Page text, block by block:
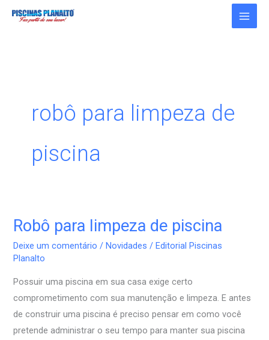
robô para limpeza de
piscina
Robô para limpeza de piscina
Deixe um comentário /Novidades /Editorial Piscinas
Planalto
Possuir uma piscina em sua casa exige certo
comprometimento com sua manutenção e limpeza. E antes
de construir uma piscina é preciso pensar em como você
pretende administrar o seu tempo para manter sua piscina
Robô
limpeza
piscina